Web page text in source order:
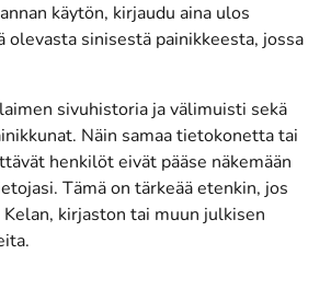
käytön, kirjaudu aina ulos
olevasta sinisestä painikkeesta, jossa
sivuhistoria ja välimuisti sekä
Näin samaa tietokonetta tai
henkilöt eivät pääse näkemään
Tämä on tärkeää etenkin, jos
kirjaston tai muun julkisen